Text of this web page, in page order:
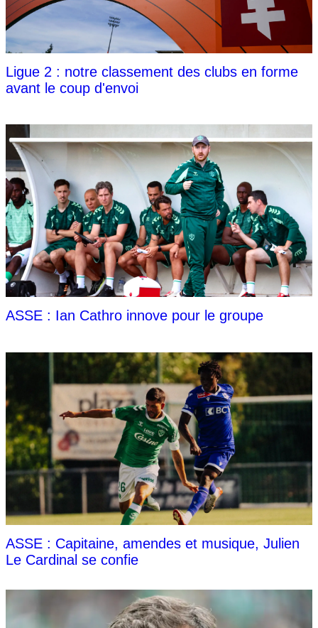
Ligue 2 : notre classement des clubs en forme
avant le coup d'envoi
ASSE : Ian Cathro innove pour le groupe
ASSE : Capitaine, amendes et musique, Julien
Le Cardinal se confie